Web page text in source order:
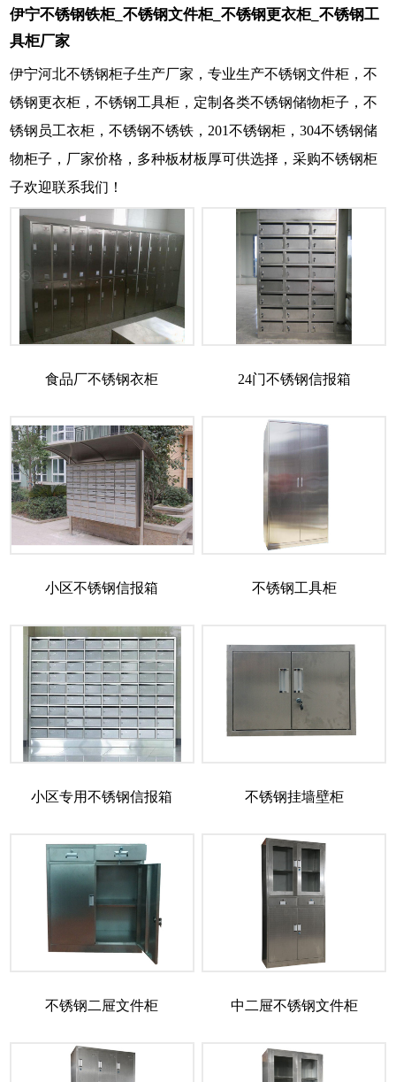
伊宁不锈钢铁柜_不锈钢文件柜_不锈钢更衣柜_不锈钢工
具柜厂家
伊宁河北不锈钢柜子生产厂家，专业生产不锈钢文件柜，不
锈钢更衣柜，不锈钢工具柜，定制各类不锈钢储物柜子，不
锈钢员工衣柜，不锈钢不锈铁，201不锈钢柜，304不锈钢储
物柜子，厂家价格，多种板材板厚可供选择，采购不锈钢柜
子欢迎联系我们！
食品厂不锈钢衣柜 24门不锈钢信报箱
小区不锈钢信报箱 不锈钢工具柜
小区专用不锈钢信报箱 不锈钢挂墙壁柜
不锈钢二屉文件柜 中二屉不锈钢文件柜